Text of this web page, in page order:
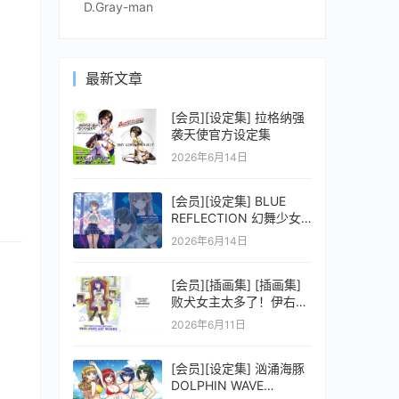
D.Gray-man
最新文章
[会员][设定集] 拉格纳强
袭天使官方设定集
2026年6月14日
[会员][设定集] BLUE
REFLECTION 幻舞少女
之剑公式ビジュアルコレ
2026年6月14日
[会员][插画集] [插画集]
败犬女主太多了！伊右群
ARTWORKS
2026年6月11日
[会员][设定集] 汹涌海豚
DOLPHIN WAVE